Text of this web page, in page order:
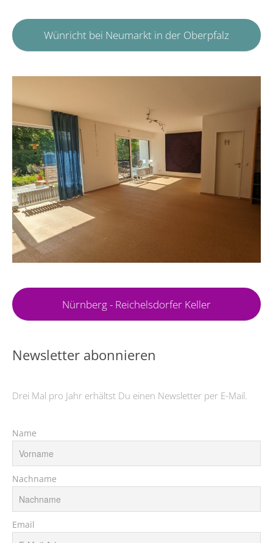
Wünricht bei Neumarkt in der Oberpfalz
Nürnberg - Reichelsdorfer Keller
Newsletter abonnieren
Drei Mal pro Jahr erhältst Du einen Newsletter per E-Mail.
Name
Nachname
Email